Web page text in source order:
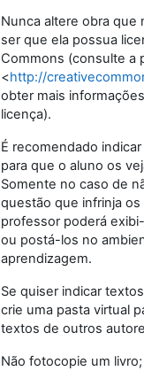
Nunca altere obra que
ser que ela possua
Commons (consulte a
<http://
obter mais
licença).
É recomendado
para que o aluno os
Somente no caso de
questão que infrinja
professor poderá
ou postá-los no
aprendizagem.
Se quiser indicar
crie uma pasta virtual
textos de outros
Não fotocopie um